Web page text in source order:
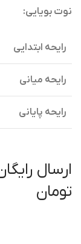
نوت بویایی:
رایحه ابتدایی
رایحه میانی
رایحه پایانی
تومان